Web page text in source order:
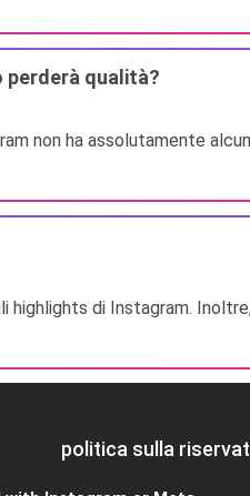
perderà qualità?
non ha assolutamente
highlights di Instagram.
politica sulla